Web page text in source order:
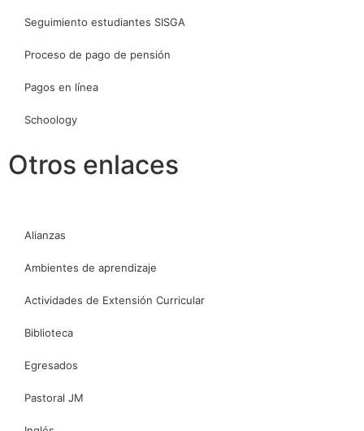
Seguimiento estudiantes SISGA
Proceso de pago de pensión
Pagos en línea
Schoology
Otros enlaces
Alianzas
Ambientes de aprendizaje
Actividades de Extensión Curricular
Biblioteca
Egresados
Pastoral JM